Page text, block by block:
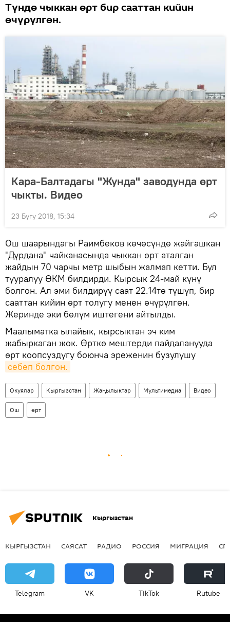
Түндө чыккан өрт бир сааттан кийин
өчүрүлгөн.
Кара-Балтадагы "Жунда" заводунда өрт
чыкты. Видео
23 Бугу 2018, 15:34
Ош шаарындагы Раимбеков көчөсүндө жайгашкан
"Дүрдана" чайканасында чыккан өрт аталган
жайдын 70 чарчы метр шыбын жалмап кетти. Бул
тууралуу ӨКМ билдирди. Кырсык 24-май күнү
болгон. Ал эми билдирүү саат 22.14тө түшүп, бир
сааттан кийин өрт толугу менен өчүрүлгөн.
Жеринде эки бөлүм иштегени айтылды.
Маалыматка ылайык, кырсыктан эч ким
жабыркаган жок. Өрткө мештерди пайдаланууда
өрт коопсуздугу боюнча эреженин бузулушу
себеп болгон.
Окуялар Кыргызстан Жаңылыктар Мультимедиа Видео
Ош өрт
Кыргызстан
КЫРГЫЗСТАН САЯСАТ РАДИО РОССИЯ МИГРАЦИЯ
Telegram VK ТikТоk Rutube